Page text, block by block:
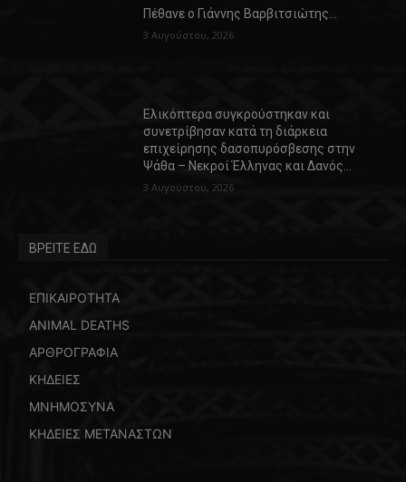
Πέθανε ο Γιάννης Βαρβιτσιώτης…
3 Αυγούστου, 2026
Ελικόπτερα συγκρούστηκαν και
συνετρίβησαν κατά τη διάρκεια
επιχείρησης δασοπυρόσβεσης στην
Ψάθα – Νεκροί Έλληνας και Δανός…
3 Αυγούστου, 2026
ΒΡΕΙΤΕ ΕΔΩ
ΕΠΙΚΑΙΡΟΤΗΤΑ
ANIMAL DEATHS
ΑΡΘΡΟΓΡΑΦΙΑ
ΚΗΔΕΙΕΣ
ΜΝΗΜΟΣΥΝΑ
ΚΗΔΕΙΕΣ ΜΕΤΑΝΑΣΤΩΝ